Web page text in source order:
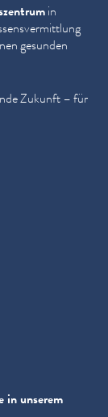
in
gesunden
Zukunft – für
in unserem